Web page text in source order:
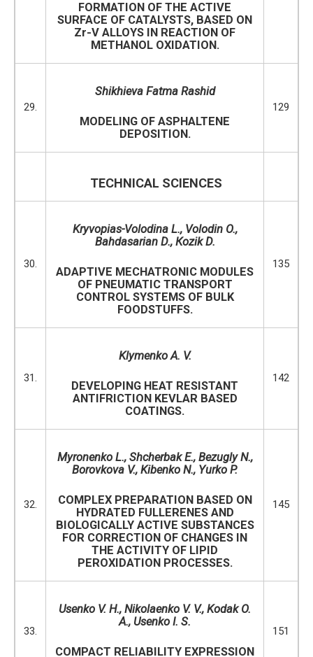
FORMATION OF THE ACTIVE
SURFACE OF CATALYSTS, BASED ON
Zr-V ALLOYS IN REACTION OF
METHANOL OXIDATION.
29.
Shikhieva Fatma Rashid
MODELING OF ASPHALTENE
DEPOSITION.
129
TECHNICAL SCIENCES
30.
Kryvopias-Volodina L., Volodin O.,
Bahdasarian D., Коzik D.
ADAPTIVE MECHATRONIC MODULES
OF PNEUMATIC TRANSPORT
CONTROL SYSTEMS OF BULK
FOODSTUFFS.
135
31.
Klymenko A. V.
DEVELOPING HEAT RESISTANT
ANTIFRICTION KEVLAR BASED
COATINGS.
142
32.
Myronenko L., Shcherbak E., Bezugly N.,
Borovkova V., Kibenko N., Yurko P.
COMPLEX PREPARATION BASED ON
HYDRATED FULLERENES AND
BIOLOGICALLY ACTIVE SUBSTANCES
FOR CORRECTION OF CHANGES IN
THE ACTIVITY OF LIPID
PEROXIDATION PROCESSES.
145
33.
Usenko V. H., Nikolaenko V. V., Kodak O.
A., Usenko I. S.
COMPACT RELIABILITY EXPRESSION
151